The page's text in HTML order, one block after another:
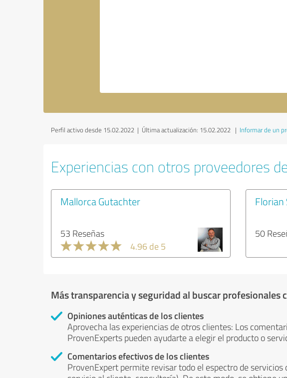
Perfil activo desde 15.02.2022 | Última actualización: 15.02.2022 | Informar de un
Experiencias con otros proveedores
Mallorca Gutachter
53 Reseñas
4.96 de 5
50
Más transparencia y seguridad al buscar profesionales
Opiniones auténticas de los clientes
Aprovecha las experiencias de otros clientes: Los
ProvenExperts pueden ayudarte a elegir el producto o
Comentarios efectivos de los clientes
ProvenExpert permite revisar todo el espectro de servicios